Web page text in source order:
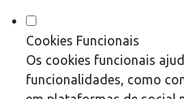
Cookies Funcionais
Os cookies funcionais
funcionalidades, como